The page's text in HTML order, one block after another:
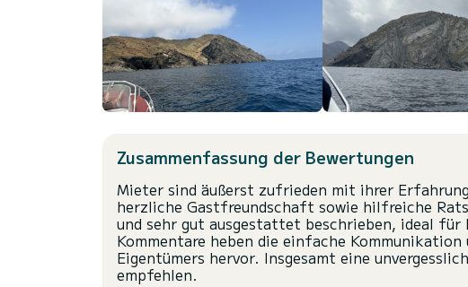
Zusammenfassung der Bewertungen
Mieter sind äußerst zufrieden mit ihrer
herzliche Gastfreundschaft sowie hilfreiche
und sehr gut ausgestattet beschrieben, ideal für
Kommentare heben die einfache
Eigentümers hervor. Insgesamt eine
empfehlen.